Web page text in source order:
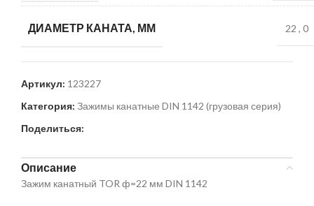
ДИАМЕТР КАНАТА, ММ 22 , 0
Артикул: 123227
Категория: Зажимы канатные DIN 1142 (грузовая серия)
Поделиться:
Описание
Зажим канатный TOR ф=22 мм DIN 1142